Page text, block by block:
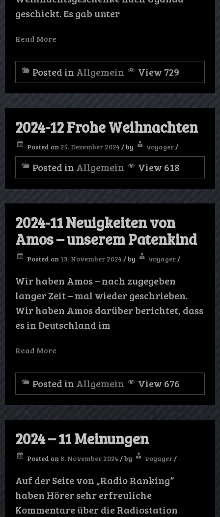
geschickt. Es gab unter
Read More
Posted in Allgemein View 729
2024-12 Frohe Weihnachten
Posted on 25. Dezember 2024 /by voyager/
Posted in Allgemein View 618
2024-11 Neuigkeiten von
Amos – unserem Patenkind
Posted on 13. November 2024 /by voyager/
Wir haben Amos – nach zugegeben
langer Zeit – mal wieder geschrieben.
Wir haben Amos darüber berichtet, dass
es in Deutschland im
Read More
Posted in Allgemein View 676
2024 – 11 Meinungen
Posted on 8. November 2024 /by voyager/
Auf der Seite von „Radio Ranking“
haben Hörer sehr erfreuliche
Kommentare über die Radiostation